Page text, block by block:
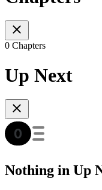
0 Chapters
Up Next
Nothing in Up